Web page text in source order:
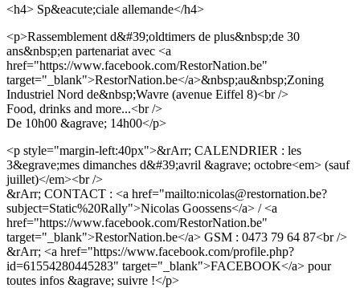
<h4> Sp&eacute;ciale allemande</h4>
<p>Rassemblement d&#39;oldtimers de plus&nbsp;de 30
ans&nbsp;en partenariat avec <a
href="https://www.facebook.com/RestorNation.be"
target="_blank">RestorNation.be</a>&nbsp;au&nbsp;Zoning
Industriel Nord de&nbsp;Wavre (avenue Eiffel 8)<br />
Food, drinks and more...<br />
De 10h00 &agrave; 14h00</p>
<p style="margin-left:40px">&rArr; CALENDRIER : les
3&egrave;mes dimanches d&#39;avril &agrave; octobre<em> (sauf
juillet)</em><br />
&rArr; CONTACT : <a href="mailto:nicolas@restornation.be?
subject=Static%20Rally">Nicolas Goossens</a> / <a
href="https://www.facebook.com/RestorNation.be"
target="_blank">RestorNation.be</a> GSM : 0473 79 64 87<br />
&rArr; <a href="https://www.facebook.com/profile.php?
id=61554280445283" target="_blank">FACEBOOK</a> pour
toutes infos &agrave; suivre !</p>